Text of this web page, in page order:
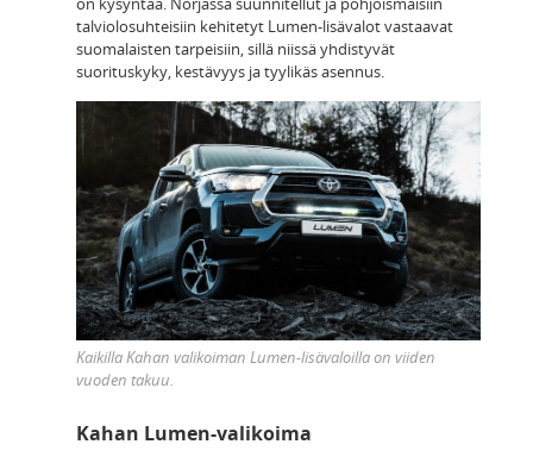
talviolosuhteisiin kehitetyt Lumen-lisävalot vastaavat
suomalaisten tarpeisiin, sillä niissä yhdistyvät
suorituskyky, kestävyys ja tyylikäs asennus.
Kaikilla Kahan valikoiman Lumen-lisävaloilla on viiden
vuoden takuu.
Kahan Lumen-valikoima